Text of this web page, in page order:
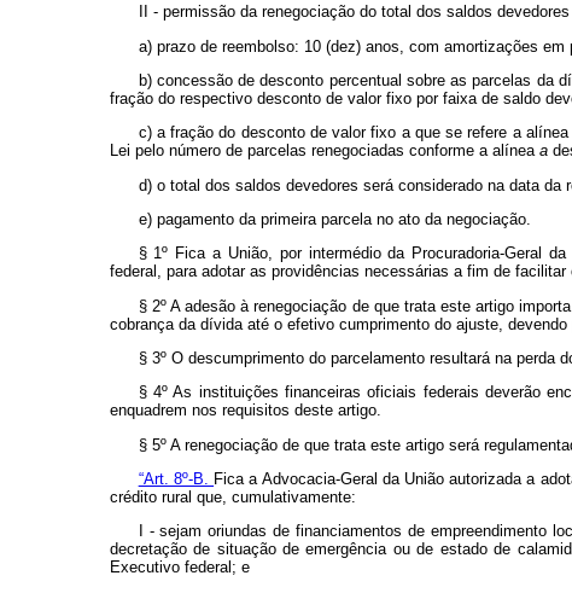
II - permissão da renegociação do total dos saldos
a) prazo de reembolso: 10 (dez) anos, com amortizações
b) concessão de desconto percentual sobre as parcelas da
fração do respectivo desconto de valor fixo por faixa de saldo
c) a fração do desconto de valor fixo a que se refere a
Lei pelo número de parcelas renegociadas conforme a alínea a
d) o total dos saldos devedores será considerado na data
e) pagamento da primeira parcela no ato da negociação.
§ 1º Fica a União, por intermédio da Procuradoria-Geral
federal, para adotar as providências necessárias a fim de
§ 2º A adesão à renegociação de que trata este artigo
cobrança da dívida até o efetivo cumprimento do ajuste,
§ 3º O descumprimento do parcelamento resultará na perda
§ 4º As instituições financeiras oficiais federais deverão
enquadrem nos requisitos deste artigo.
§ 5º A renegociação de que trata este artigo será
“Art. 8º-B.
Fica a Advocacia-Geral da União autorizada a
crédito rural que, cumulativamente:
I - sejam oriundas de financiamentos de empreendimento
decretação de situação de emergência ou de estado de
Executivo federal; e